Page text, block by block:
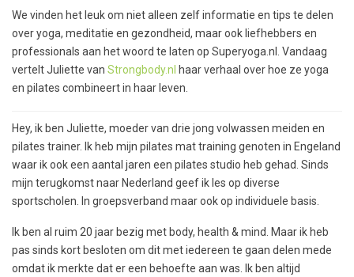
We vinden het leuk om niet alleen zelf informatie en tips te delen
over yoga, meditatie en gezondheid, maar ook liefhebbers en
professionals aan het woord te laten op Superyoga.nl. Vandaag
vertelt Juliette van Strongbody.nl haar verhaal over hoe ze yoga
en pilates combineert in haar leven.
Hey, ik ben Juliette, moeder van drie jong volwassen meiden en
pilates trainer. Ik heb mijn pilates mat training genoten in Engeland
waar ik ook een aantal jaren een pilates studio heb gehad. Sinds
mijn terugkomst naar Nederland geef ik les op diverse
sportscholen. In groepsverband maar ook op individuele basis.
Ik ben al ruim 20 jaar bezig met body, health & mind. Maar ik heb
pas sinds kort besloten om dit met iedereen te gaan delen mede
omdat ik merkte dat er een behoefte aan was. Ik ben altijd